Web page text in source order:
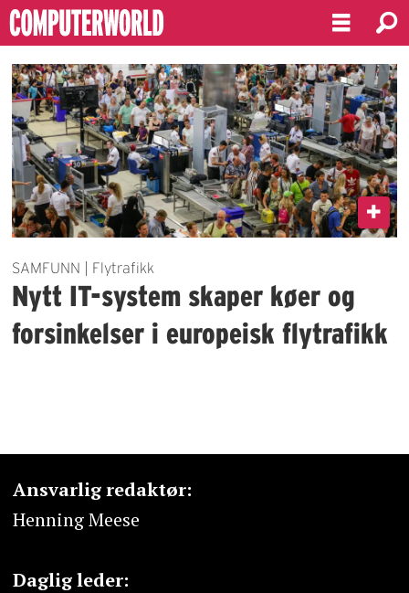
Emne:
aci
europe
SAMFUNN | Flytrafikk
Nytt IT-system skaper køer og
forsinkelser i europeisk flytrafikk
Ansvarlig redaktør:
Henning Meese
Daglig leder: